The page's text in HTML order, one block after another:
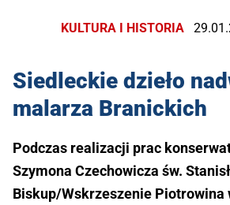
KULTURA I HISTORIA
Siedleckie dzieło
malarza Branickich
Podczas realizacji prac
Szymona Czechowicza św.
Biskup/Wskrzeszenie Piotrowina